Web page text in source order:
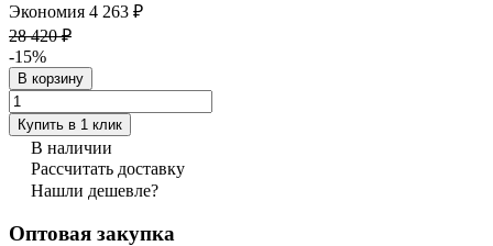
Экономия 4 263 ₽
28 420 ₽
-15%
В корзину
Купить в 1 клик
В наличии
Рассчитать доставку
Нашли дешевле?
Оптовая закупка